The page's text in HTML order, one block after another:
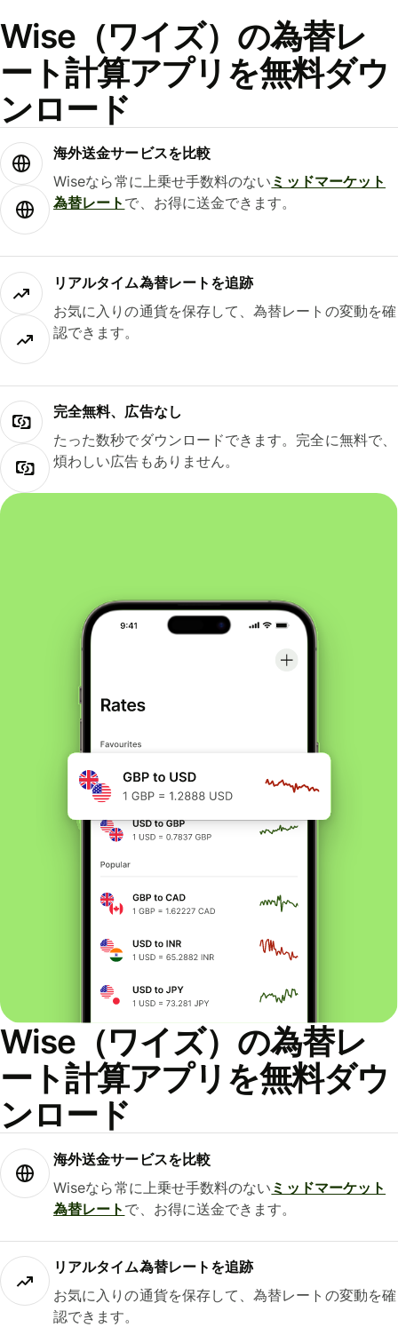
Wise（ワイズ）の為替レ
ート計算アプリを無料ダウ
ンロード
海外送金サービスを比較
Wiseなら常に上乗せ手数料のない ミッドマーケット
為替レート で、お得に送金できます。
リアルタイム為替レートを追跡
お気に入りの通貨を保存して、為替レートの変動を確
認できます。
完全無料、広告なし
たった数秒でダウンロードできます。完全に無料で、
煩わしい広告もありません。
Wise（ワイズ）の為替レ
ート計算アプリを無料ダウ
ンロード
海外送金サービスを比較
Wiseなら常に上乗せ手数料のない ミッドマーケット
為替レート で、お得に送金できます。
リアルタイム為替レートを追跡
お気に入りの通貨を保存して、為替レートの変動を確
認できます。